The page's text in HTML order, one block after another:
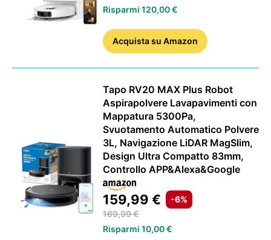
Risparmi 120,00 €
Acquistasu Amazon
Tapo RV20 MAX Plus Robot
Aspirapolvere Lavapavimenti con
Mappatura 5300Pa,
Svuotamento Automatico Polvere
3L, Navigazione LiDAR MagSlim,
Design Ultra Compatto 83mm,
Controllo APP&Alexa&Google
159,99 €
-6%
169,99 €
Risparmi 10,00 €